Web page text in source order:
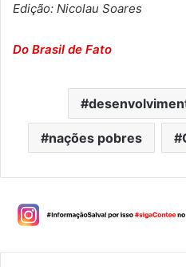
Edição: Nicolau Soares
Do Brasil de Fato
nações pobres